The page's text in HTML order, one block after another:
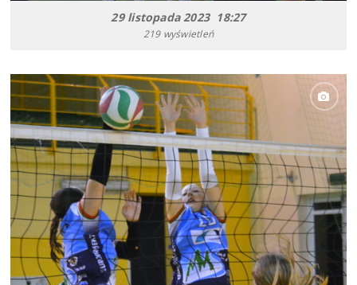
29 listopada 2023 18:27
219 wyświetleń